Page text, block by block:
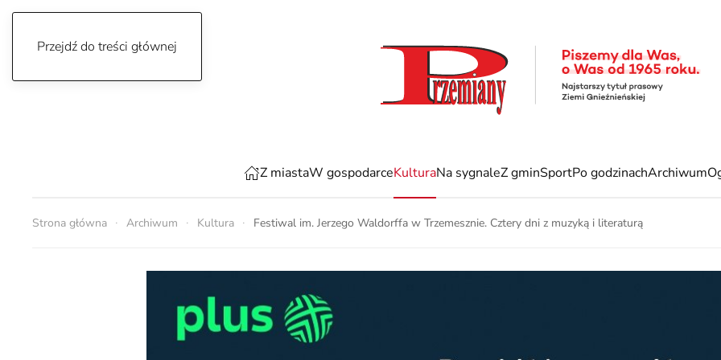
Przejdź do treści głównej
Z miastaW gospodarceKulturaNa sygnaleZ gminSportPo godzinachArchiwum
Strona główna Archiwum Kultura Festiwal im. Jerzego Waldorffa w Trzemesznie. Cztery dni z muzyką i literaturą